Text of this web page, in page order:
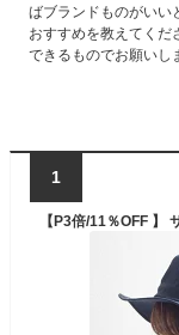
ばブランドものがいい
おすすめを教えてくだ
できるものでお願いし
1